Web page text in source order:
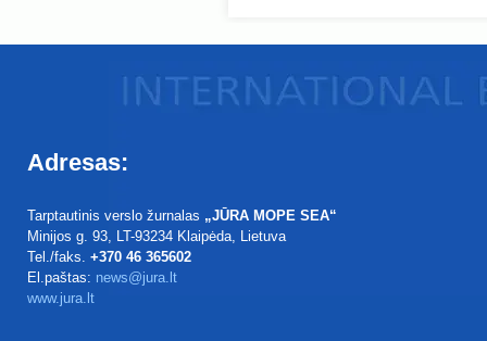
Adresas:
Tarptautinis verslo žurnalas „JŪRA MOPE SEA“
Minijos g. 93 , LT-93234 Klaipėda, Lietuva
Tel./faks. +370 46 365602
El.paštas: news@jura.lt
www.jura.lt